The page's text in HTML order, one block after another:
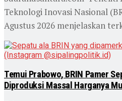
Teknologi Inovasi Nasional
Agustus 2026 menjelaskan
Temui Prabowo, BRIN Pamer
Diproduksi Massal Harganya